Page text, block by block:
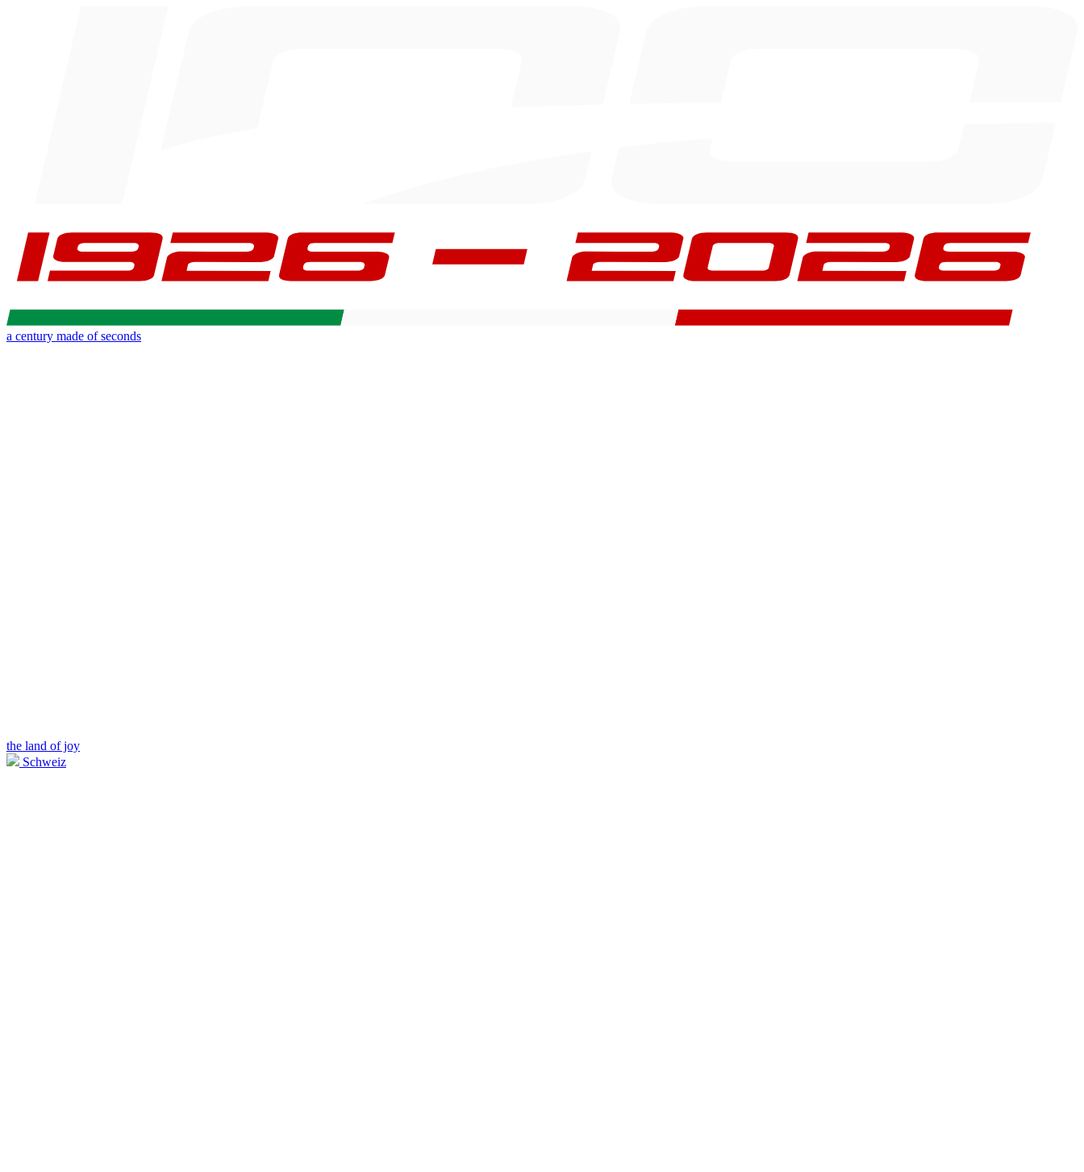
a century made of seconds
the land of joy
Schweiz